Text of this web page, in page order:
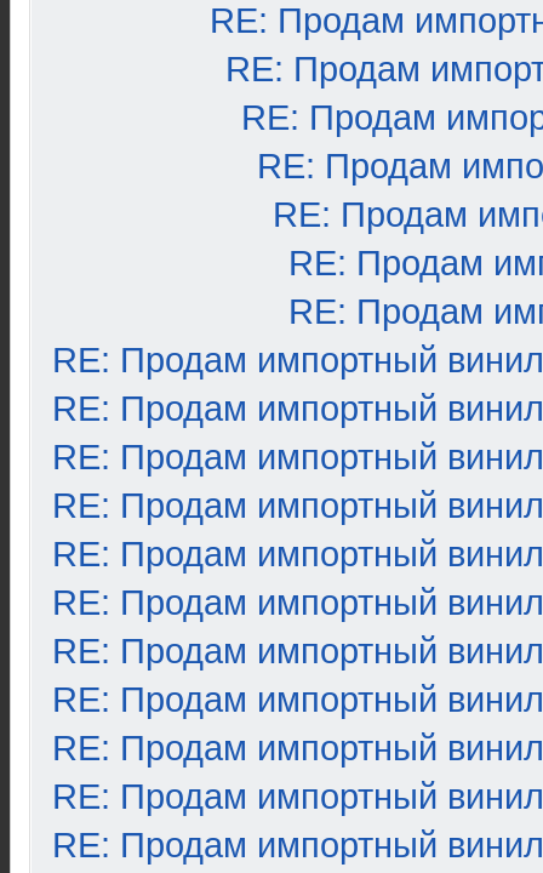
RE: Продам
RE: Продам
RE: Продам
RE: Продам
RE: Продам
RE: Продам
RE: Продам
RE: Продам импортный винил
RE: Продам импортный винил
RE: Продам импортный винил
RE: Продам импортный винил
RE: Продам импортный винил
RE: Продам импортный винил
RE: Продам импортный винил
RE: Продам импортный винил
RE: Продам импортный винил
RE: Продам импортный винил
RE: Продам импортный винил